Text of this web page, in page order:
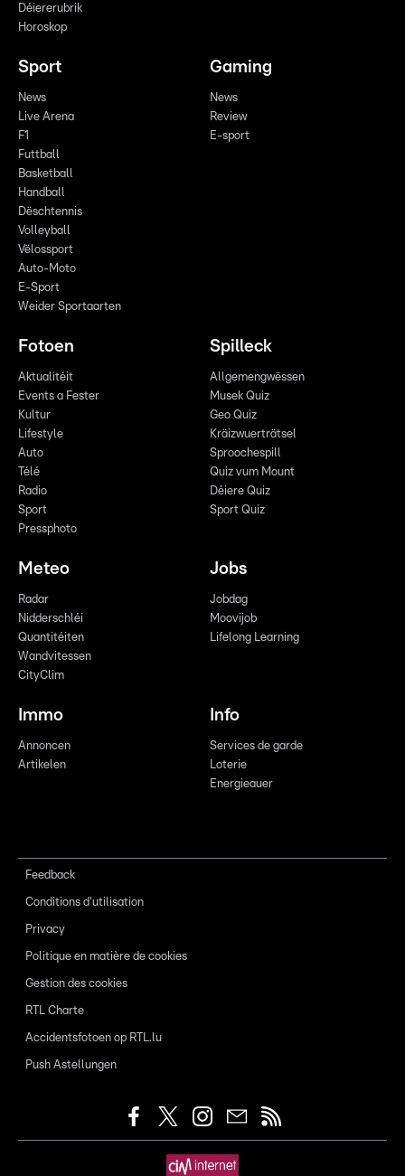
Déiererubrik
Horoskop
Sport
News
Live Arena
F1
Futtball
Basketball
Handball
Dëschtennis
Volleyball
Vëlossport
Auto-Moto
E-Sport
Weider Sportaarten
Gaming
News
Review
E-sport
Fotoen
Aktualitéit
Events a Fester
Kultur
Lifestyle
Auto
Télé
Radio
Sport
Pressphoto
Spilleck
Allgemengwëssen
Musek Quiz
Geo Quiz
Kräizwuerträtsel
Sproochespill
Quiz vum Mount
Déiere Quiz
Sport Quiz
Meteo
Radar
Nidderschléi
Quantitéiten
Wandvitessen
CityClim
Jobs
Jobdag
Moovijob
Lifelong Learning
Immo
Annoncen
Artikelen
Info
Services de garde
Loterie
Energieauer
Feedback
Conditions d'utilisation
Privacy
Politique en matière de cookies
Gestion des cookies
RTL Charte
Accidentsfotoen op RTL.lu
Push Astellungen